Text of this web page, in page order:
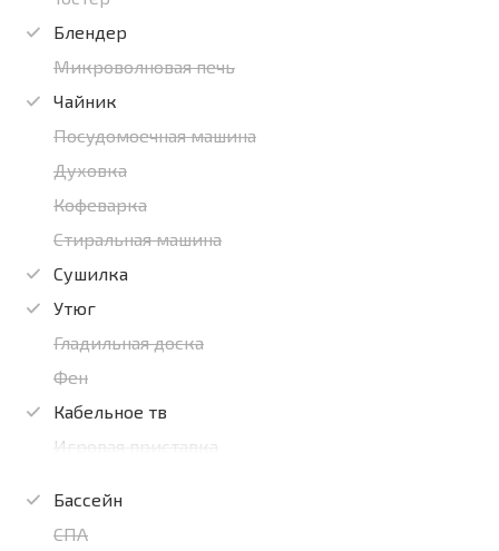
Блендер
Микроволновая печь
Чайник
Посудомоечная машина
Духовка
Кофеварка
Стиральная машина
Сушилка
Утюг
Гладильная доска
Фен
Кабельное тв
Игровая приставка
Бассейн
СПА